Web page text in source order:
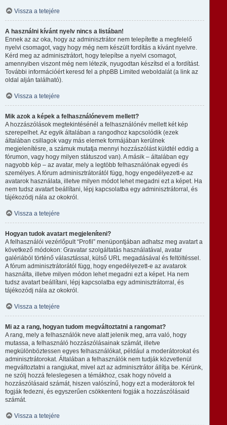
Vissza a tetejére
A használni kívánt nyelv nincs a listában!
Ennek az az oka, hogy az adminisztrátor nem telepítette a megfelelő
nyelvi csomagot, vagy hogy még nem készült fordítás a kívánt nyelvre.
Kérd meg az adminisztrátort, hogy telepítse a nyelvi csomagot,
amennyiben viszont még nem létezik, nyugodtan készítsd el a fordítást.
További információért keresd fel a phpBB Limited weboldalát (a link az
oldal alján található).
Vissza a tetejére
Mik azok a képek a felhasználónevem mellett?
A hozzászólások megtekintésénél a felhasználónév mellett két kép
szerepelhet. Az egyik általában a rangodhoz kapcsolódik (ezek
általában csillagok vagy más elemek formájában kerülnek
megjelenítésre, a számuk mutatja mennyi hozzászólást küldtél eddig a
fórumon, vagy hogy milyen státuszod van). A másik – általában egy
nagyobb kép – az avatar, mely a legtöbb felhasználónak egyedi és
személyes. A fórum adminisztrátorától függ, hogy engedélyezett-e az
avatarok használata, illetve milyen módot lehet megadni ezt a képet. Ha
nem tudsz avatart beállítani, lépj kapcsolatba egy adminisztrátorral, és
tájékozódj nála az okokról.
Vissza a tetejére
Hogyan tudok avatart megjeleníteni?
A felhasználói vezérlőpult “Profil” menüpontjában adhatsz meg avatart a
következő módokon: Gravatar szolgáltatás használatával, avatar
galériából történő választással, külső URL megadásával és feltöltéssel.
A fórum adminisztrátorától függ, hogy engedélyezett-e az avatarok
használta, illetve milyen módon lehet megadni ezt a képet. Ha nem
tudsz avatart beállítani, lépj kapcsolatba egy adminisztrátorral, és
tájékozódj nála az okokról.
Vissza a tetejére
Mi az a rang, hogyan tudom megváltoztatni a rangomat?
A rang, mely a felhasználók neve alatt jelenik meg, arra való, hogy
mutassa, a felhasználó hozzászólásainak számát, illetve
megkülönböztessen egyes felhasználókat, például a moderátorokat és
adminisztrátorokat. Általában a felhasználók nem tudják közvetlenül
megváltoztatni a rangjukat, mivel azt az adminisztrátor állítja be. Kérünk,
ne szólj hozzá feleslegesen a témákhoz, csak hogy növeld a
hozzászólásaid számát, hiszen valószínű, hogy ezt a moderátorok fel
fogják fedezni, és egyszerűen csökkenteni fogják a hozzászólásaid
számát.
Vissza a tetejére